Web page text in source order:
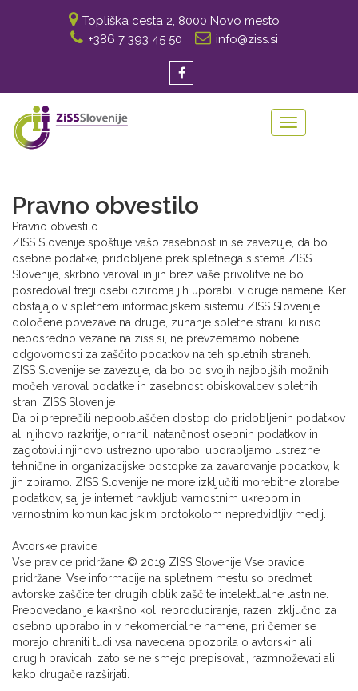
Topliška cesta 2, 8000 Novo mesto
+386 7 393 45 50
info@ziss.si
Toggle
Pravno obvestilo
Pravno obvestilo
ZISS Slovenije spoštuje vašo zasebnost in se zavezuje, da bo
osebne podatke, pridobljene prek spletnega sistema ZISS
Slovenije, skrbno varoval in jih brez vaše privolitve ne bo
posredoval tretji osebi oziroma jih uporabil v druge namene. Ker
obstajajo v spletnem informacijskem sistemu ZISS Slovenije
določene povezave na druge, zunanje spletne strani, ki niso
neposredno vezane na ziss.si, ne prevzemamo nobene
odgovornosti za zaščito podatkov na teh spletnih straneh.
ZISS Slovenije se zavezuje, da bo po svojih najboljših možnih
močeh varoval podatke in zasebnost obiskovalcev spletnih
strani ZISS Slovenije
Da bi preprečili nepooblaščen dostop do pridobljenih podatkov
ali njihovo razkritje, ohranili natančnost osebnih podatkov in
zagotovili njihovo ustrezno uporabo, uporabljamo ustrezne
tehnične in organizacijske postopke za zavarovanje podatkov, ki
jih zbiramo. ZISS Slovenije ne more izključiti morebitne zlorabe
podatkov, saj je internet navkljub varnostnim ukrepom in
varnostnim komunikacijskim protokolom nepredvidljiv medij.
Avtorske pravice
Vse pravice pridržane © 2019 ZISS Slovenije Vse pravice
pridržane. Vse informacije na spletnem mestu so predmet
avtorske zaščite ter drugih oblik zaščite intelektualne lastnine.
Prepovedano je kakršno koli reproduciranje, razen izključno za
osebno uporabo in v nekomercialne namene, pri čemer se
morajo ohraniti tudi vsa navedena opozorila o avtorskih ali
drugih pravicah, zato se ne smejo prepisovati, razmnoževati ali
kako drugače razširjati.